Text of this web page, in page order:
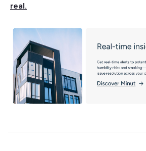
real.